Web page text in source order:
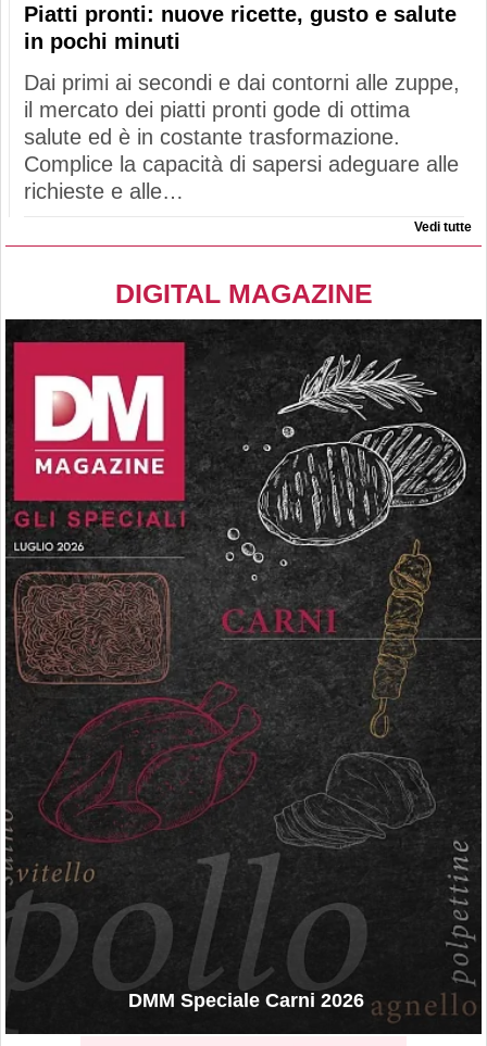
Piatti pronti: nuove ricette, gusto e salute
in pochi minuti
Dai primi ai secondi e dai contorni alle zuppe,
il mercato dei piatti pronti gode di ottima
salute ed è in costante trasformazione.
Complice la capacità di sapersi adeguare alle
richieste e alle…
Vedi tutte
DIGITAL MAGAZINE
DMM Speciale Carni 2026